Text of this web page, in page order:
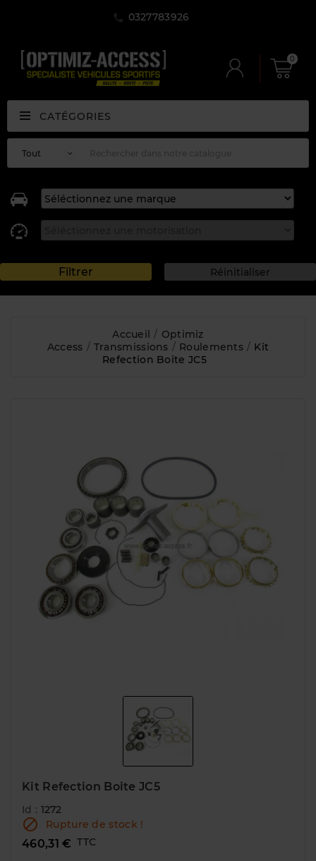
0327783926
0
CATÉGORIES
Accueil
Optimiz
Access
Transmissions Roulements
Kit
Refection Boite JC5
Kit Refection Boite JC5
Id : 1272
 Rupture de stock !
460,31 € TTC